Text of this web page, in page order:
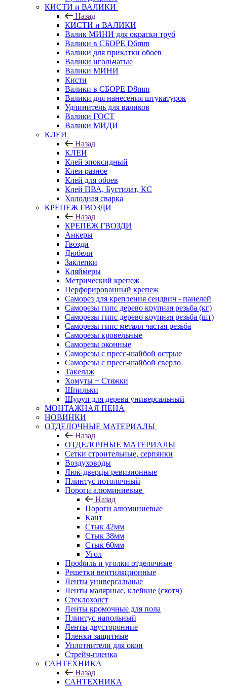
КИСТИ и ВАЛИКИ
Назад
КИСТИ и ВАЛИКИ
Валик МИНИ для окраски труб
Валики в СБОРЕ D6mm
Валики для прикатки обоев
Валики игольчатые
Валики МИНИ
Кисти
Валики в СБОРЕ D8mm
Валики для нанесения штукатурок
Удлинитель для валиков
Валики ГОСТ
Валики МИДИ
КЛЕИ
Назад
КЛЕИ
Клей эпоксидный
Клеи разное
Клей для обоев
Клей ПВА, Бустилат, КС
Холодная сварка
КРЕПЕЖ ГВОЗДИ
Назад
КРЕПЕЖ ГВОЗДИ
Анкеры
Гвозди
Дюбели
Заклепки
Кляймеры
Метрический крепеж
Перфорированный крепеж
Саморез для крепления сендвич - панелей
Саморезы гипс дерево крупная резьба (кг)
Саморезы гипс дерево крупная резьба (шт)
Саморезы гипс металл частая резьба
Саморезы кровельные
Саморезы оконные
Саморезы с пресс-шайбой острые
Саморезы с пресс-шайбой сверло
Такелаж
Хомуты + Стяжки
Шпильки
Шуруп для дерева универсальный
МОНТАЖНАЯ ПЕНА
НОВИНКИ
ОТДЕЛОЧНЫЕ МАТЕРИАЛЫ
Назад
ОТДЕЛОЧНЫЕ МАТЕРИАЛЫ
Сетки строительные, серпянки
Воздуховоды
Люк-дверцы ревизионные
Плинтус потолочный
Пороги алюминиевые
Назад
Пороги алюминиевые
Кант
Стык 42мм
Стык 38мм
Стык 60мм
Угол
Профиль и уголки отделочные
Решетки вентиляционные
Ленты универсальные
Ленты малярные, клейкие (скотч)
Стеклохолст
Ленты кромочные для пола
Плинтус напольный
Ленты двусторонние
Пленки защитные
Уплотнители для окон
Стрейч-пленка
САНТЕХНИКА
Назад
САНТЕХНИКА